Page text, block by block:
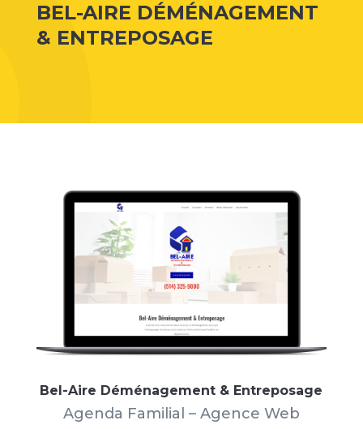
BEL-AIRE DÉMÉNAGEMENT
& ENTREPOSAGE
Bel-Aire Déménagement & Entreposage
Agenda Familial – Agence Web